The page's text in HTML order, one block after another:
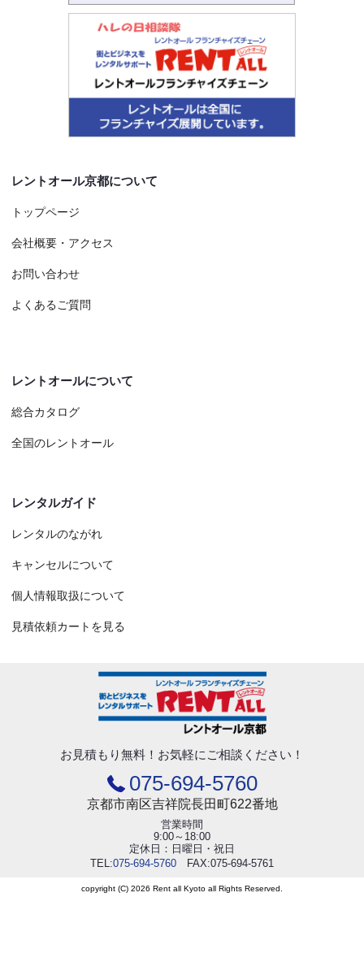
レントオール京都について
トップページ
会社概要・アクセス
お問い合わせ
よくあるご質問
レントオールについて
総合カタログ
全国のレントオール
レンタルガイド
レンタルのながれ
キャンセルについて
個人情報取扱について
見積依頼カートを見る
お見積もり無料！ お気軽にご相談ください！
075-694-5760
京都市南区吉祥院長田町622番地
営業時間
9:00～18:00
定休日：日曜日・祝日
TEL:075-694-5760 FAX:075-694-5761
copyright (C) 2026 Rent all Kyoto all Rights Reserved.